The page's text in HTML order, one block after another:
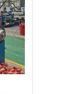
помочь сырье,